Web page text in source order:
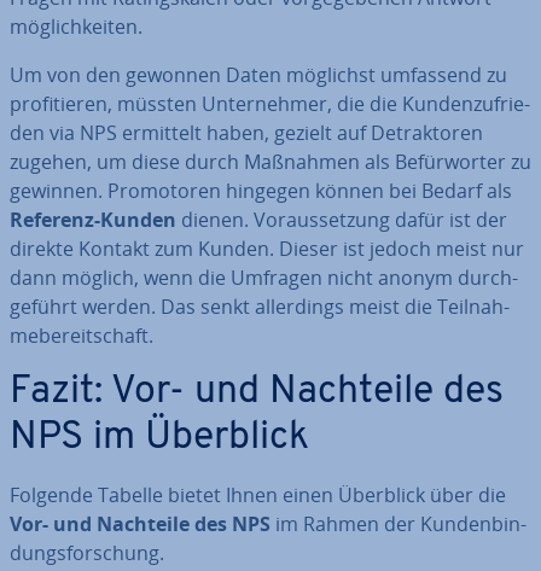
mög­lich­kei­ten.
Um von den gewonnen Daten möglichst umfassend zu
pro­fi­tie­ren, müssten Un­ter­neh­mer, die die Kun­den­zu­frie­
den via NPS ermittelt haben, gezielt auf De­trak­to­ren
zugehen, um diese durch Maßnahmen als Be­für­wor­ter zu
gewinnen. Pro­mo­to­ren hingegen können bei Bedarf als
Referenz-Kunden dienen. Vor­aus­set­zung dafür ist der
direkte Kontakt zum Kunden. Dieser ist jedoch meist nur
dann möglich, wenn die Umfragen nicht anonym durch­
ge­führt werden. Das senkt al­ler­dings meist die Teil­nah­
me­be­reit­schaft.
Fazit: Vor- und Nachteile des
NPS im Überblick
Folgende Tabelle bietet Ihnen einen Überblick über die
Vor- und Nachteile des NPS im Rahmen der Kun­den­bin­
dungs­for­schung.